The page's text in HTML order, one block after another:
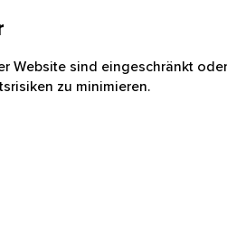
Website sind eingeschränkt
zu minimieren.